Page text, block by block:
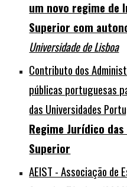
um novo regime de
Superior com
Universidade de Lisboa
Contributo dos
públicas portuguesas
das Universidades
Regime Jurídico
Superior
AEIST - Associação